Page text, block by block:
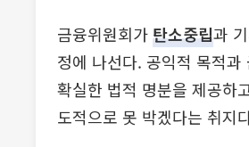
금융위원회가탄소중립과
정에 나선다. 공익적 목적
확실한 법적 명분을 제공하
도적으로 못 박겠다는 취지